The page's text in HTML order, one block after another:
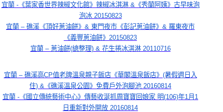
宜蘭 -《葉家香世界辣椒文化館》辣椒冰淇淋 &《秀蘭阿姨》古早味泡
泡冰 20150823
宜蘭 – 礁溪《頂好蔥油餅》& 東門夜市《彭記蔥油餅》& 羅東夜市
《義豐蔥油餅》20150823
宜蘭 – 蔥油餅(總整理) & 花生捲冰淇淋 20110716
宜蘭 – 礁溪高CP值老牌溫泉親子飯店《華閣溫泉飯店》(暑假週日入
住) &《礁溪溫泉公園》免費戶外泡腳池 20160814
宜蘭 -《國立傳統藝術中心》傳藝收涎抓周寶寶回娘家 明(106)年1月1
日重新對外開放 20160814